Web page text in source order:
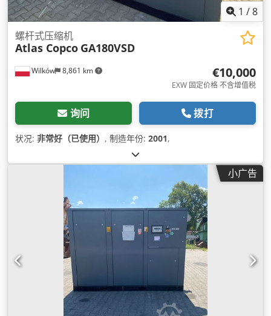
1 /8
Wilków 8,861 km
螺杆式压缩机
Atlas Copco GA180VSD
€10,000
EXW 固定价格 不含增值税
询问 拨打
状况: 非常好（已使用） , 制造年份: 2001,
小广告